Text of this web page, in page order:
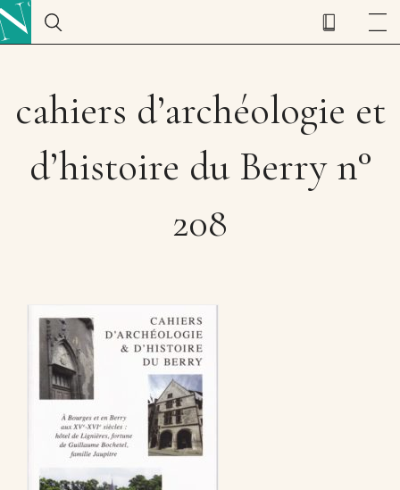
cahiers d’archéologie et
d’histoire du Berry n°
208